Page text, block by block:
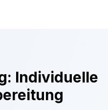
Individuelle